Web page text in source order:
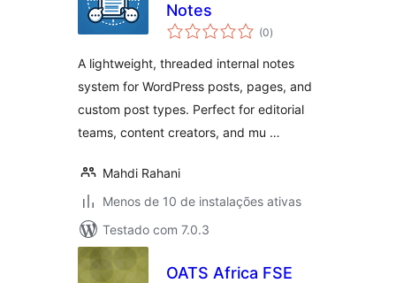
Notes
(0total
de
)
A lightweight, threaded internal notes
system for WordPress posts, pages, and
custom post types. Perfect for editorial
teams, content creators, and mu …
Mahdi Rahani
Menos de 10 de instalações ativas
Testado com 7.0.3
OATS Africa FSE